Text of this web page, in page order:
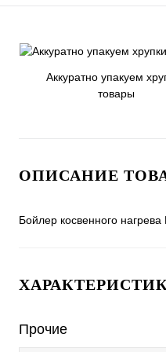
Аккуратно упакуем
товары
ОПИСАНИЕ
Бойлер косвенного
Прочие